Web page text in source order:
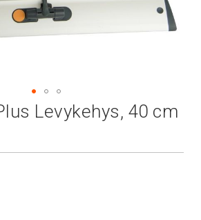
Levykehys, 40 cm